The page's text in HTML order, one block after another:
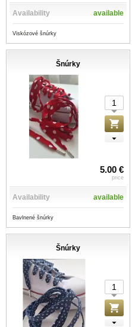
Availability available
Viskózové šnúrky
Šnúrky
5.00 €
price
Availability available
Bavlnené šnúrky
Šnúrky